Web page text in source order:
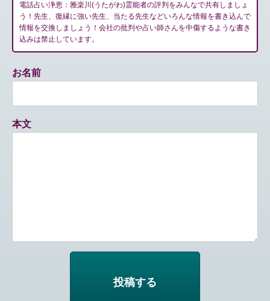
電話占い浄恵：雅楽川(うたがわ)霊能者の評判をみんなで共有しましょ
う！先生、復縁に強い先生、当たる先生などいろんな情報を書き込んで
情報を交換しましょう！会社の批判や占い師さんを中傷するような書き
込みは禁止しています。
お名前
本文